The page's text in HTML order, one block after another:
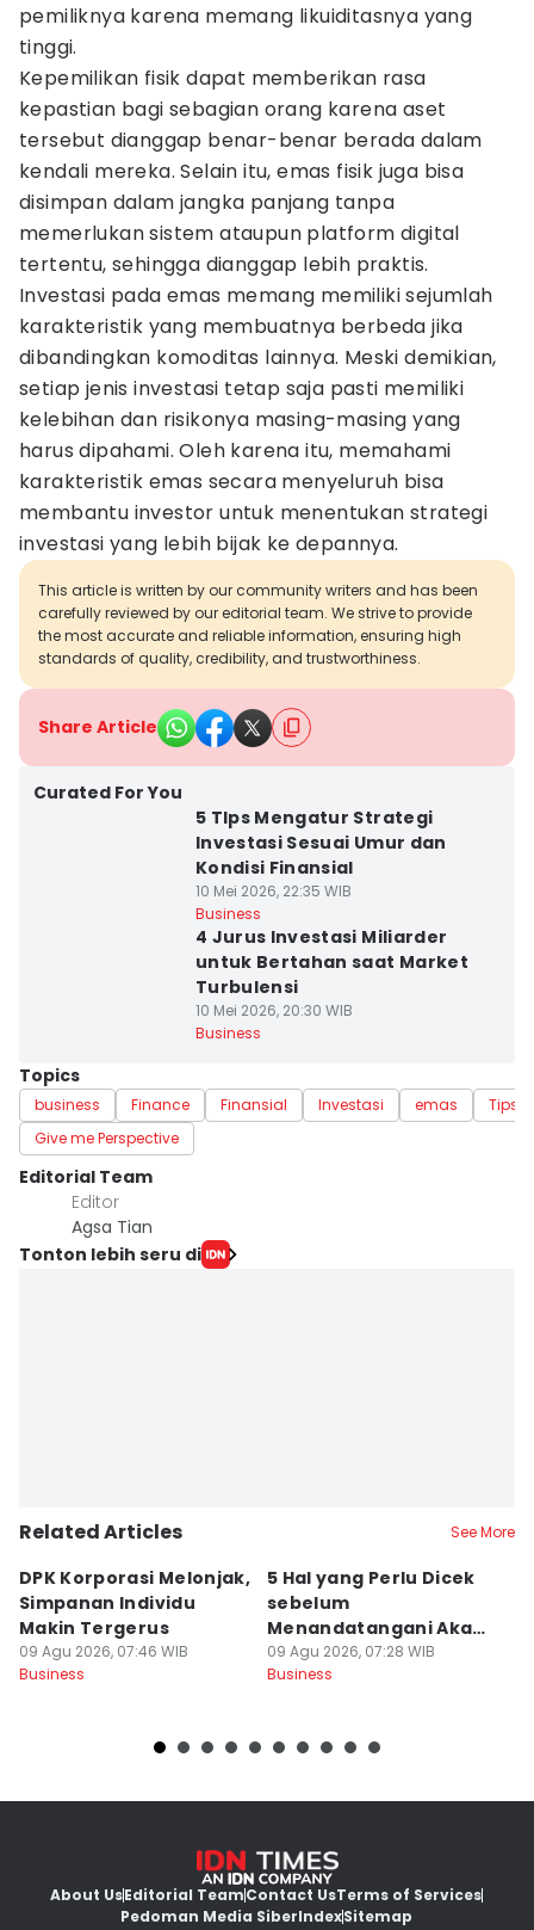
pemiliknya karena memang likuiditasnya yang
tinggi.
Kepemilikan fisik dapat memberikan rasa
kepastian bagi sebagian orang karena aset
tersebut dianggap benar-benar berada dalam
kendali mereka. Selain itu, emas fisik juga bisa
disimpan dalam jangka panjang tanpa
memerlukan sistem ataupun platform digital
tertentu, sehingga dianggap lebih praktis.
Investasi pada emas memang memiliki sejumlah
karakteristik yang membuatnya berbeda jika
dibandingkan komoditas lainnya. Meski demikian,
setiap jenis investasi tetap saja pasti memiliki
kelebihan dan risikonya masing-masing yang
harus dipahami. Oleh karena itu, memahami
karakteristik emas secara menyeluruh bisa
membantu investor untuk menentukan strategi
investasi yang lebih bijak ke depannya.
This article is written by our community writers and has been
carefully reviewed by our editorial team. We strive to provide
the most accurate and reliable information, ensuring high
standards of quality, credibility, and trustworthiness.
Share Article
Curated For You
5 TIps Mengatur Strategi
Investasi Sesuai Umur dan
Kondisi Finansial
10 Mei 2026, 22:35 WIB
Business
4 Jurus Investasi Miliarder
untuk Bertahan saat Market
Turbulensi
10 Mei 2026, 20:30 WIB
Business
Topics
business Finance Finansial Investasi emas
Tips
Give me Perspective
Editorial Team
Editor
Agsa Tian
Tonton lebih seru di
Related Articles See More
DPK Korporasi Melonjak,
Simpanan Individu
Makin Tergerus
09 Agu 2026, 07:46 WIB
Business
5 Hal yang Perlu Dicek
sebelum
Menandatangani Akad
Kredit agar Aman
09 Agu 2026, 07:28 WIB
Business
About UsEditorial TeamContact UsTerms of Services
Pedoman Media SiberIndexSitemap